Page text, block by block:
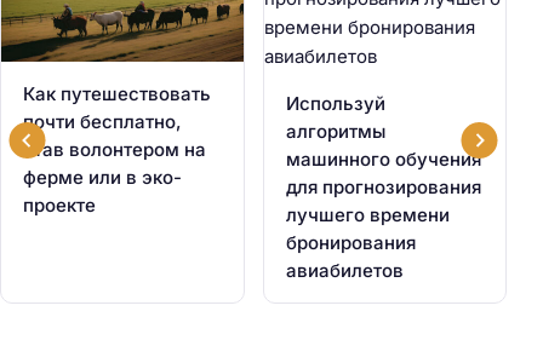
Как путешествовать
почти бесплатно,
став волонтером на
ферме или в эко-
проекте
Используй
алгоритмы
машинного обучения
для прогнозирования
лучшего времени
бронирования
авиабилетов